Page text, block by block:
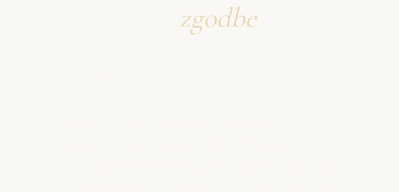
zgodbe
o boudoir fotografiranje